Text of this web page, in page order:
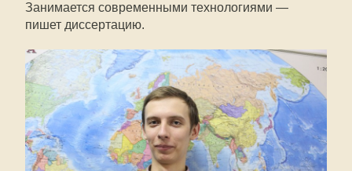
Занимается современными технологиями —
пишет диссертацию.